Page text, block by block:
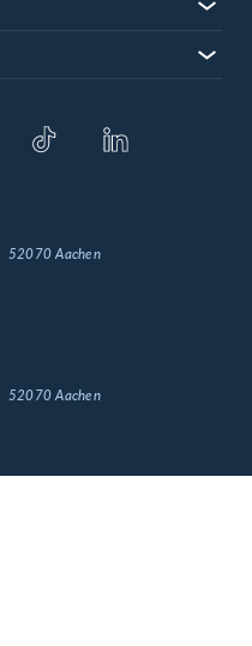
52070 Aachen
52070 Aachen